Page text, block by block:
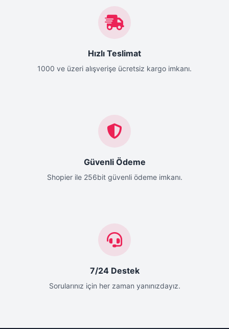
Hızlı Teslimat
1000 ve üzeri alışverişe ücretsiz kargo imkanı.
Güvenli Ödeme
Shopier ile 256bit güvenli ödeme imkanı.
7/24 Destek
Sorularınız için her zaman yanınızdayız.